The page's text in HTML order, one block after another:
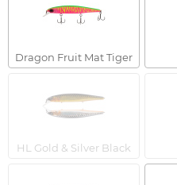
Dragon Fruit Mat Tiger
HL Gold & Silver Black